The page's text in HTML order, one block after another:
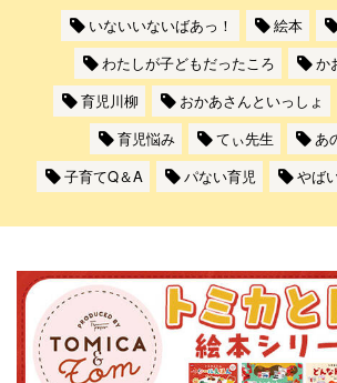
いないいないばあっ！ 絵本
わたしが子どもだったころ
か
育児川柳
おかあさんといっしょ
育児悩み
てぃ先生
あ
子育てQ＆A
パない育児 やば